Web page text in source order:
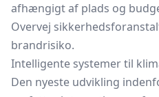
afhængigt af plads og
Overvej
brandrisiko.
Intelligente systemer til
Den nyeste udvikling